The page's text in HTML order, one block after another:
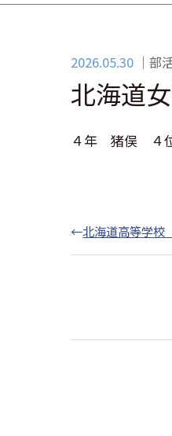
2026.05.30 部
北海道
４年 猪俣 ４
←北海道高等学